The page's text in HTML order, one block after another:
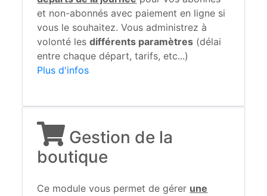
et non-abonnés avec paiement en ligne si
vous le souhaitez. Vous administrez à
volonté lesdifférents paramètres (délai
entre chaque départ, tarifs, etc...)
Plus d'infos
Gestion de la
boutique
Ce module vous permet de gérer une